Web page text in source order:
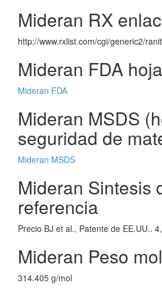
Mideran RX
http://www.rxlist.com/cgi/generic2/
Mideran FDA hoja
Mideran FDA
Mideran MSDS
seguridad de
Mideran MSDS
Mideran Sintesis
referencia
Precio BJ et al., Patente de EE.UU..
Mideran Peso
314.405 g/mol